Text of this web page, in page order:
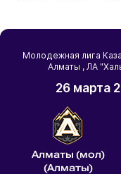
Молодежная лига
Алматы , ЛА
26 марта
Алматы (мол)
(Алматы)